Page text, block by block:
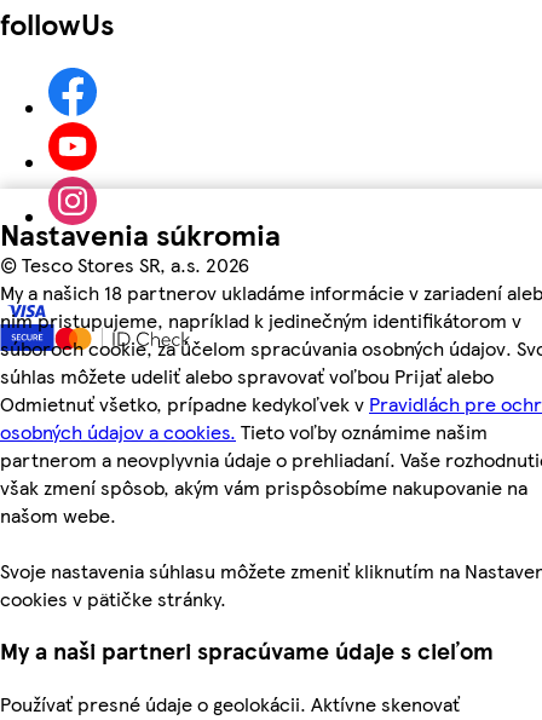
Nastavenia súkromia
My a našich 18 partnerov ukladáme informácie v zariadení
nim pristupujeme, napríklad k jedinečným identifikátorom v
súboroch cookie, za účelom spracúvania osobných údajov.
súhlas môžete udeliť alebo spravovať voľbou Prijať alebo
Odmietnuť všetko, prípadne kedykoľvek v Pravidlách pre
osobných údajov a cookies. Tieto voľby oznámime našim
partnerom a neovplyvnia údaje o prehliadaní. Vaše
však zmení spôsob, akým vám prispôsobíme nakupovanie na
našom webe.
Svoje nastavenia súhlasu môžete zmeniť kliknutím na
cookies v pätičke stránky.
My a naši partneri spracúvame údaje s cieľom
Používať presné údaje o geolokácii. Aktívne skenovať
followUs
©Tesco Stores SR, a.s. 2026